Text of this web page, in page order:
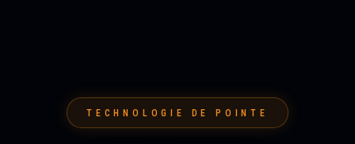
TECHNOLOGIE DE POINTE